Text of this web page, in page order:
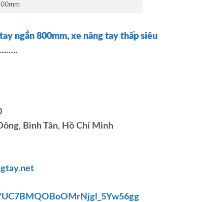
ngắn 800mm, xe nâng tay thấp siêu
…..
Bình Tân, Hồ Chí Minh